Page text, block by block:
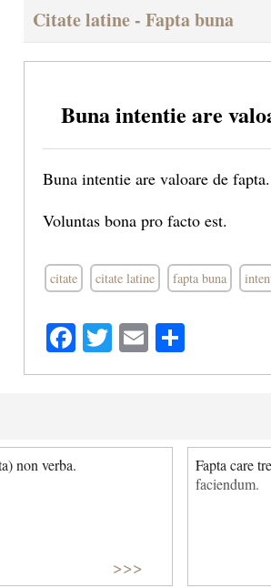
Citate latine - Fapta buna
Buna intentie are
Buna intentie are valoare de fapta.
Voluntas bona pro facto est.
citate citate latine fapta buna
Facebook
Twitter
Email
non verba.
>>>
Fapta care
faciendum.